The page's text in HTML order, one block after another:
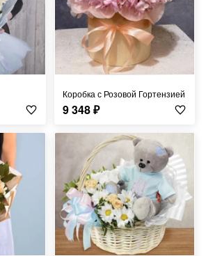
Коробка с Розовой Гортензией
9 348₽